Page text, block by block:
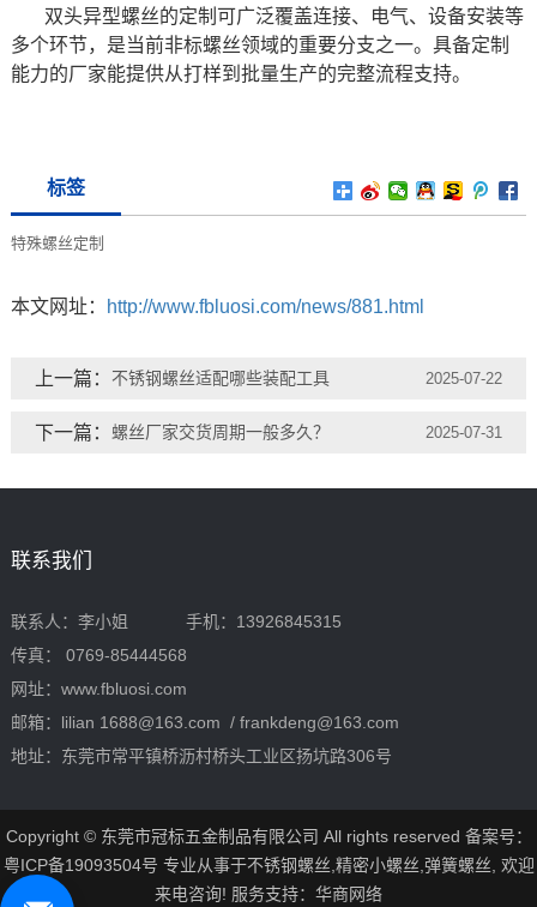
双头异型螺丝的定制可广泛覆盖连接、电气、设备安装等
多个环节，是当前非标螺丝领域的重要分支之一。具备定制
能力的厂家能提供从打样到批量生产的完整流程支持。
标签
特殊螺丝定制
本文网址： http://www.fbluosi.com/news/881.html
上一篇： 不锈钢螺丝适配哪些装配工具 2025-07-22
下一篇： 螺丝厂家交货周期一般多久？ 2025-07-31
联系我们
联系人：李小姐 手机：13926845315
传真： 0769-85444568
网址：www.fbluosi.com
邮箱：lilian 1688@163.com / frankdeng@163.com
地址：东莞市常平镇桥沥村桥头工业区扬坑路306号
Copyright © 东莞市冠标五金制品有限公司 All rights reserved 备案号：
粤ICP备19093504号 专业从事于不锈钢螺丝 精密小螺丝 弹簧螺丝 , 欢迎
来电咨询! 服务支持： 华商网络